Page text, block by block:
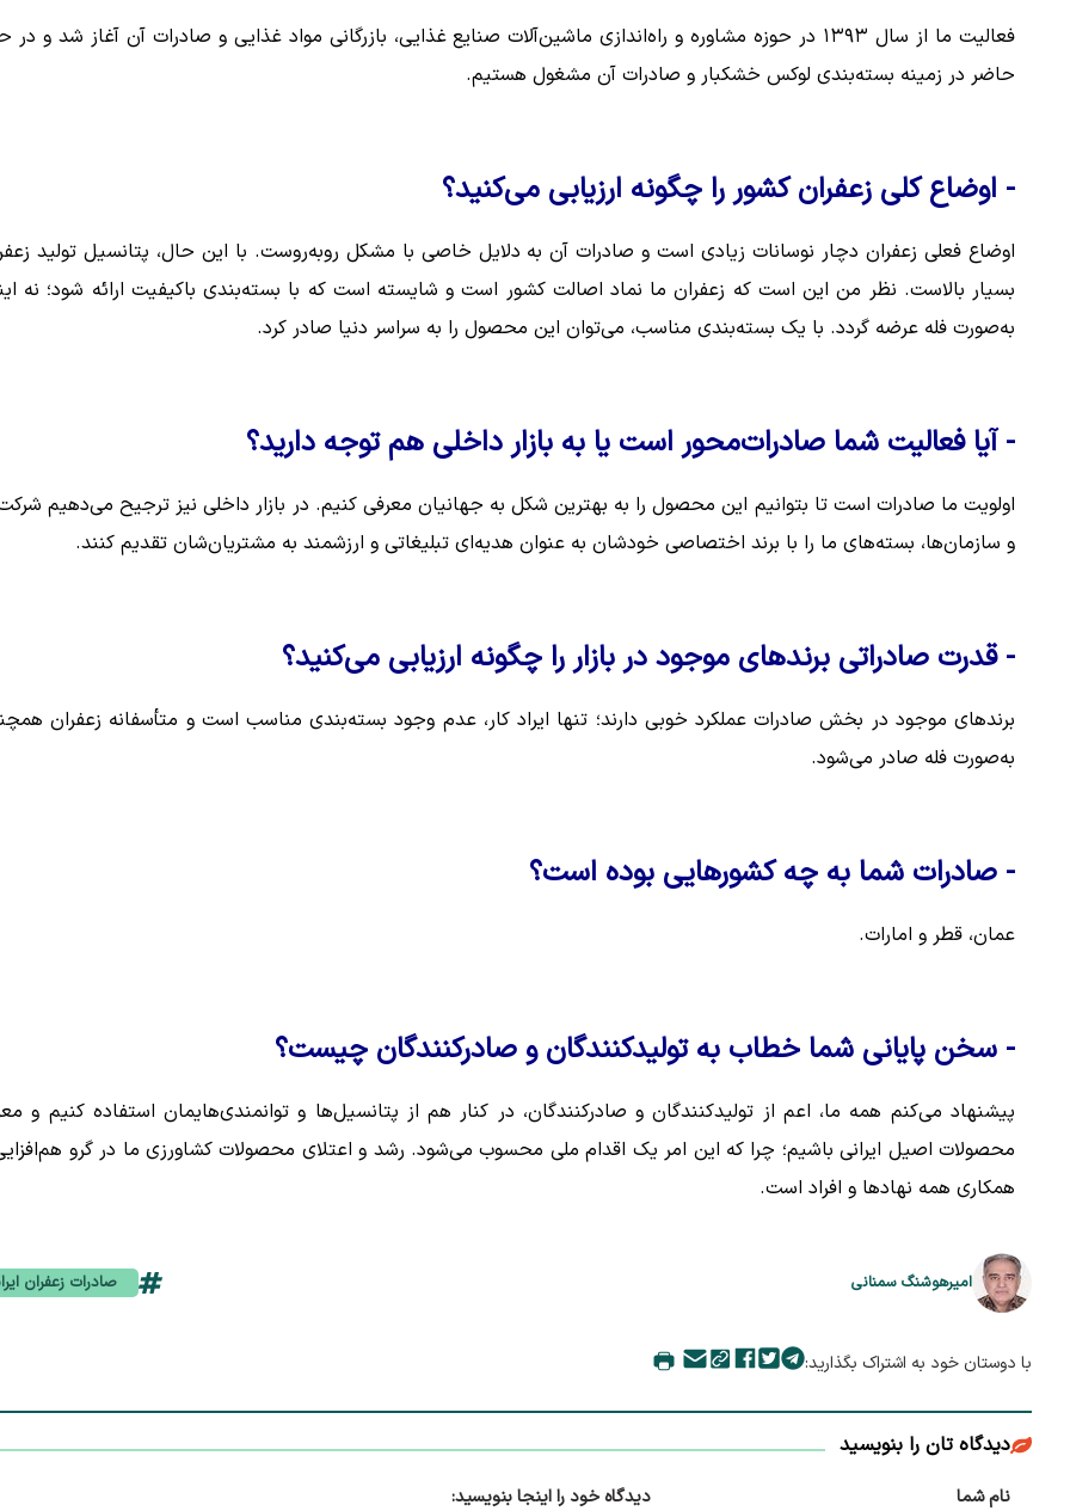
فعالیت ما از سال ۱۳۹۳ در حوزه مشاوره و راه‌اندازی ماشین‌آلات صنایع غذایی، بازرگانی مواد غذایی و صادرات آن آغاز شد و در
حاضر در زمینه بسته‌بندی لوکس خشکبار و صادرات آن مشغول هستیم.
- اوضاع کلی زعفران کشور را چگونه ارزیابی می‌کنید؟
اوضاع فعلی زعفران دچار نوسانات زیادی است و صادرات آن به دلایل خاصی با مشکل روبه‌روست. با این حال، پتانسیل تولید
بسیار بالاست. نظر من این است که زعفران ما نماد اصالت کشور است و شایسته است که با بسته‌بندی باکیفیت ارائه شود؛ نه
به‌صورت فله عرضه گردد. با یک بسته‌بندی مناسب، می‌توان این محصول را به سراسر دنیا صادر کرد.
- آیا فعالیت شما صادرات‌محور است یا به بازار داخلی هم توجه دارید؟
اولویت ما صادرات است تا بتوانیم این محصول را به بهترین شکل به جهانیان معرفی کنیم. در بازار داخلی نیز ترجیح می‌دهیم
و سازمان‌ها، بسته‌های ما را با برند اختصاصی خودشان به عنوان هدیه‌ای تبلیغاتی و ارزشمند به مشتریان‌شان تقدیم کنند.
- قدرت صادراتی برندهای موجود در بازار را چگونه ارزیابی می‌کنید؟
برندهای موجود در بخش صادرات عملکرد خوبی دارند؛ تنها ایراد کار، عدم وجود بسته‌بندی مناسب است و متأسفانه زعفران
به‌صورت فله صادر می‌شود.
- صادرات شما به چه کشورهایی بوده است؟
عمان، قطر و امارات.
- سخن پایانی شما خطاب به تولیدکنندگان و صادرکنندگان چیست؟
پیشنهاد می‌کنم همه ما، اعم از تولیدکنندگان و صادرکنندگان، در کنار هم از پتانسیل‌ها و توانمندی‌هایمان استفاده کنیم و
محصولات اصیل ایرانی باشیم؛ چرا که این امر یک اقدام ملی محسوب می‌شود. رشد و اعتلای محصولات کشاورزی ما در گرو
همکاری همه نهادها و افراد است.
امیرهوشنگ سمنانی صادرات زعفران
با دوستان خود به اشتراک بگذارید:
دیدگاه تان را بنویسید
نام شما دیدگاه خود را اینجا بنویسید: